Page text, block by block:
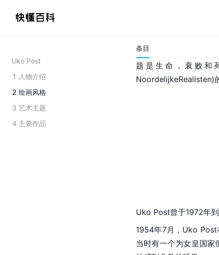
Uko Post
1 人物介绍
2 绘画风格
3 艺术主题
4 主要作品
条目
义画家。他的画作经常
题是生命，衰败和
NoordelijkeRealisten)
Uko Post曾于1972年
1954年7月，Uko Post
当时有一个为女皇国